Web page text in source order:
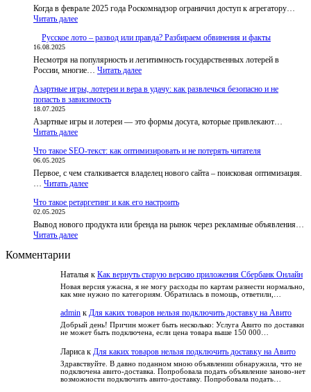
Когда в феврале 2025 года Роскомнадзор ограничил доступ к агрегатору…
Читать далее:
разблокировки
запустил
приложения
бот,
чтобы
не
теряли
к
Русское лото – развод или правда? Разбираем обвинения и факты
16.08.2025
Несмотря на популярность и легитимность государственных лотерей в
России, многие… Читать далее:
лото
или
обвинения
факты
Азартные игры, лотереи и вера в удачу: как развлечься безопасно и не
попасть в зависимость
18.07.2025
Азартные игры и лотереи — это формы досуга, которые привлекают…
Читать далее:
игры,
и
вера
удачу:
развлечься
безопасно
в
зависимость
Что такое SEO-текст: как оптимизировать и не потерять читателя
06.05.2025
Первое, с чем сталкивается владелец нового сайта – поисковая оптимизация.
… Читать далее:
такое
текст:
потерять
читателя
Что такое ретаргетинг и как его настроить
02.05.2025
Вывод нового продукта или бренда на рынок через рекламные объявления…
Читать далее:
и
как
его
настроить
Комментарии
Наталья к Как вернуть старую версию приложения Сбербанк Онлайн
Новая версия ужасна, я не могу расходы по картам разнести нормально,
как мне нужно по категориям. Обратилась в помощь, ответили,…
admin к Для каких товаров нельзя подключить доставку на Авито
Добрый день! Причин может быть несколько: Услуга Авито по доставки
не может быть подключена, если цена товара выше 150 000…
Лариса к Для каких товаров нельзя подключить доставку на Авито
Здравствуйте. В давно поданном мною объявлении обнаружила, что не
подключена авито-доставка. Попробовала подать объявление заново-нет
возможности подключить авито-доставку. Попробовала подать…